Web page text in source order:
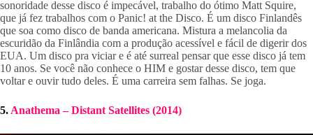
sonoridade desse disco é impecável, trabalho do ótimo Matt Squire,
que já fez trabalhos com o Panic! at the Disco. É um disco Finlandês
que soa como disco de banda americana. Mistura a melancolia da
escuridão da Finlândia com a produção acessível e fácil de digerir dos
EUA. Um disco pra viciar e é até surreal pensar que esse disco já tem
10 anos. Se você não conhece o HIM e gostar desse disco, tem que
voltar e ouvir tudo deles. É uma carreira sem falhas. Se joga.
5. Anathema – Distant Satellites (2014)